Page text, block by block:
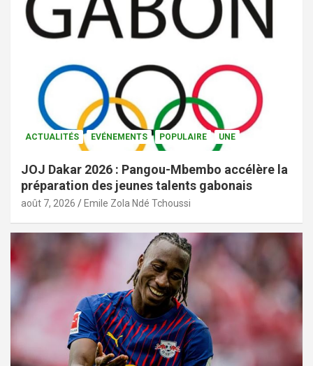
ACTUALITÉS EVÉNEMENTS POPULAIRE UNE
JOJ Dakar 2026 : Pangou-Mbembo accélère la
préparation des jeunes talents gabonais
août 7, 2026 Emile Zola Ndé Tchoussi